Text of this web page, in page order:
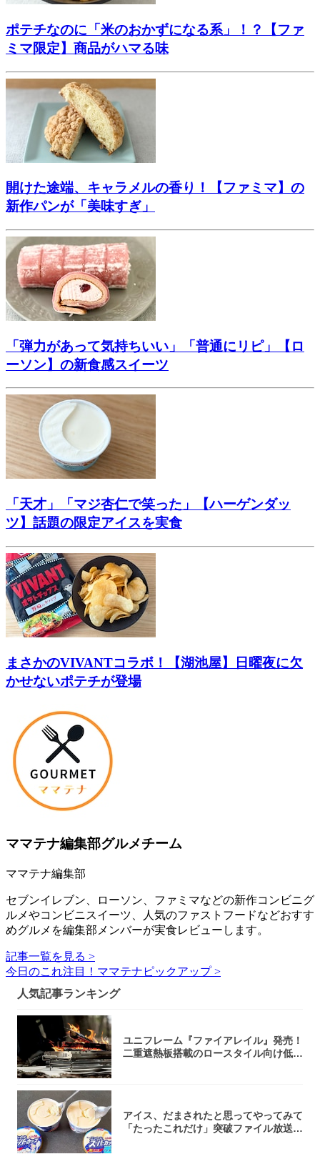
ポテチなのに「米のおかずになる系」！？【ファ
ミマ限定】商品がハマる味
開けた途端、キャラメルの香り！【ファミマ】の
新作パンが「美味すぎ」
「弾力があって気持ちいい」「普通にリピ」【ロ
ーソン】の新食感スイーツ
「天才」「マジ杏仁で笑った」【ハーゲンダッ
ツ】話題の限定アイスを実食
まさかのVIVANTコラボ！【湖池屋】日曜夜に欠
かせないポテチが登場
ママテナ編集部グルメチーム
ママテナ編集部
セブンイレブン、ローソン、ファミマなどの新作コンビニグ
ルメやコンビニスイーツ、人気のファストフードなどおすす
めグルメを編集部メンバーが実食レビューします。
記事一覧を見る >
今日のこれ注目！ママテナピックアップ >
人気記事ランキング
ユニフレーム『ファイアレイル』発売！
二重遮熱板搭載のロースタイル向け低型
アイス、だまされたと思ってやってみて
「たったこれだけ」突破ファイル放送で